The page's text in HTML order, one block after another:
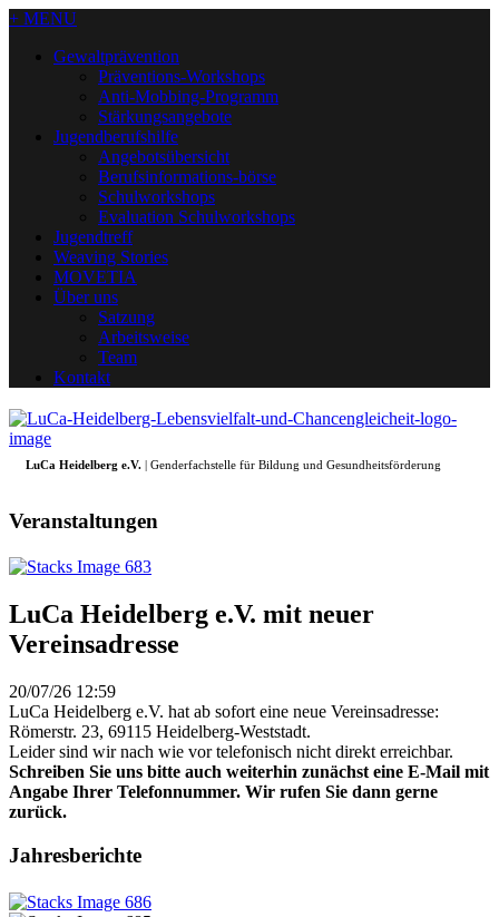
+ MENU
Gewaltprävention
Präventions-Workshops
Anti-Mobbing-Programm
Stärkungsangebote
Jugendberufshilfe
Angebotsübersicht
Berufsinformations-börse
Schulworkshops
Evaluation Schulworkshops
Jugendtreff
Weaving Stories
MOVETIA
Über uns
Satzung
Arbeitsweise
Team
Kontakt
LuCa Heidelberg e.V. | Genderfachstelle für Bildung und Gesundheitsförderung
Veranstaltungen
LuCa Heidelberg e.V. mit neuer
Vereinsadresse
20/07/26 12:59
LuCa Heidelberg e.V. hat ab sofort eine neue Vereinsadresse:
Römerstr. 23, 69115 Heidelberg-Weststadt.
Leider sind wir nach wie vor telefonisch nicht direkt erreichbar.
Schreiben Sie uns bitte auch weiterhin zunächst eine E-Mail mit
Angabe Ihrer Telefonnummer. Wir rufen Sie dann gerne
zurück.
Jahresberichte